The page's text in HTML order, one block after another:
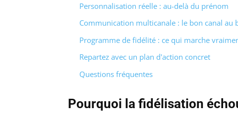
Personnalisation réelle : au-delà du prénom
Communication multicanale : le bon canal au
Programme de fidélité : ce qui marche
Repartez avec un plan d'action concret
Questions fréquentes
Pourquoi la fidélisation